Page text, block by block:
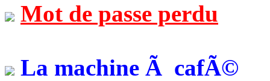
Mot de passe perdu
La machine Ã cafÃ©